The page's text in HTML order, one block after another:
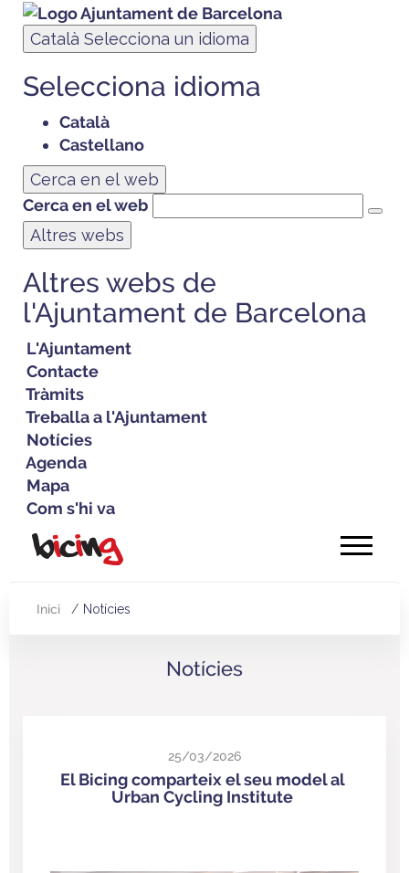
Català Selecciona un idioma
Selecciona idioma
Català
Castellano
Cerca en el web
Cerca en el web
Altres webs
Altres webs de
l'Ajuntament de Barcelona
L'Ajuntament
Contacte
Tràmits
Treballa a l'Ajuntament
Notícies
Agenda
Mapa
Com s'hi va
Vés
Inici Notícies
Notícies
25/03/2026
El Bicing comparteix el seu model al
Urban Cycling Institute